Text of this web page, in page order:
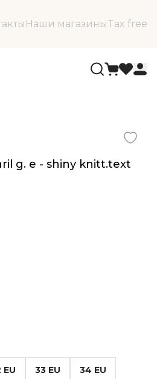
Наши магазиныTax free
g. e - shiny knitt.text
EU 33 EU 34 EU